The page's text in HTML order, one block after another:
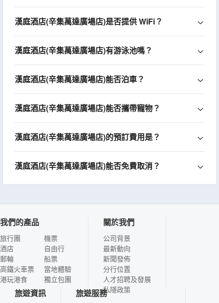
漢庭酒店(辛集萬達廣場店)是否提供 WiFi？
漢庭酒店(辛集萬達廣場店)有游泳池嗎？
漢庭酒店(辛集萬達廣場店)能否泊車？
漢庭酒店(辛集萬達廣場店)能否攜帶寵物？
漢庭酒店(辛集萬達廣場店)的預訂費用是？
漢庭酒店(辛集萬達廣場店)能否免費取消？
我們的產品
旅行團
酒店
郵輪
高鐵火車票
港玩港食
機票
自由行
船票
當地體驗
獨立包團
關於我們
公司背景
最新動向
新聞發佈
分行位置
人才招聘及發展
私隱政策
旅遊資訊 旅遊服務